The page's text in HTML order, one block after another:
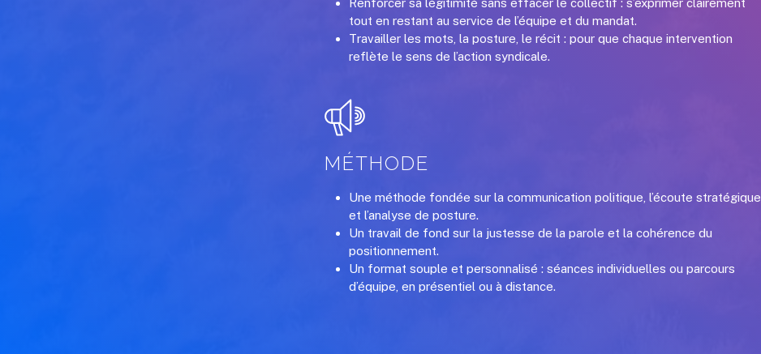
tout en restant au service de l’équipe et du mandat.
Travailler les mots, la posture, le récit : pour que chaque intervention
reflète le sens de l’action syndicale.
MÉTHODE
Une méthode fondée sur la communication politique, l’écoute stratégique
et l’analyse de posture.
Un travail de fond sur la justesse de la parole et la cohérence du
positionnement.
Un format souple et personnalisé : séances individuelles ou parcours
d’équipe, en présentiel ou à distance.